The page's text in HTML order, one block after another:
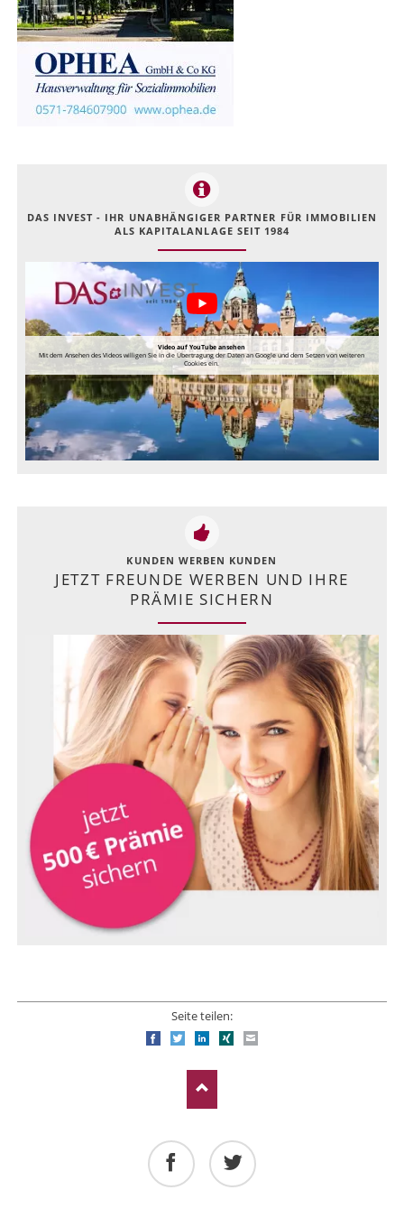
DAS INVEST - IHR UNABHÄNGIGER PARTNER FÜR IMMOBILIEN
ALS KAPITALANLAGE SEIT 1984
Video auf YouTube ansehen
Mit dem Ansehen des Videos willigen Sie in die Übertragung der Daten an Google und dem Setzen von weiteren
Cookies ein.
KUNDEN WERBEN KUNDEN
JETZT FREUNDE WERBEN UND IHRE
PRÄMIE SICHERN
Seite teilen:
FacebookTwitterLinkedIn
Xing